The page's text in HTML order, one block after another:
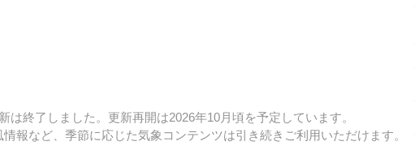
は終了しました。更新再開は2026年10月頃を予定しています。
報など、季節に応じた気象コンテンツは引き続きご利用いただけます。